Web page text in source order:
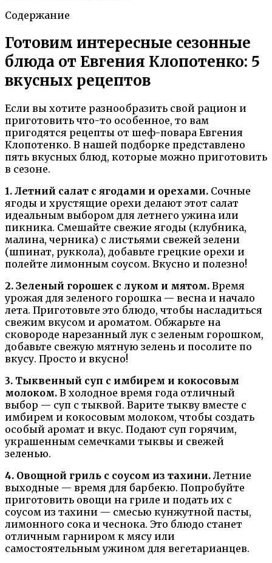
Содержание
Готовим интересные сезонные
блюда от Евгения Клопотенко: 5
вкусных рецептов
Если вы хотите разнообразить свой рацион и
приготовить что-то особенное, то вам
пригодятся рецепты от шеф-повара Евгения
Клопотенко. В нашей подборке представлено
пять вкусных блюд, которые можно приготовить
в сезоне.
1. Летний салат с ягодами и орехами. Сочные
ягоды и хрустящие орехи делают этот салат
идеальным выбором для летнего ужина или
пикника. Смешайте свежие ягоды (клубника,
малина, черника) с листьями свежей зелени
(шпинат, руккола), добавьте грецкие орехи и
полейте лимонным соусом. Вкусно и полезно!
2. Зеленый горошек с луком и мятом. Время
урожая для зеленого горошка — весна и начало
лета. Приготовьте это блюдо, чтобы насладиться
свежим вкусом и ароматом. Обжарьте на
сковороде нарезанный лук с зеленым горошком,
добавьте свежую мятную зелень и посолите по
вкусу. Просто и вкусно!
3. Тыквенный суп с имбирем и кокосовым
молоком. В холодное время года отличный
выбор — суп с тыквой. Варите тыкву вместе с
имбирем и кокосовым молоком, чтобы создать
особый аромат и вкус. Подают суп горячим,
украшенным семечками тыквы и свежей
зеленью.
4. Овощной гриль с соусом из тахини. Летние
выходные — время для барбекю. Попробуйте
приготовить овощи на гриле и подать их с
соусом из тахини — смесью кунжутной пасты,
лимонного сока и чеснока. Это блюдо станет
отличным гарниром к мясу или
самостоятельным ужином для вегетарианцев.